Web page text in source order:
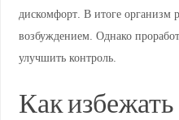
дискомфорт. В итоге организм
возбуждением. Однако
улучшить контроль.
Как избежать